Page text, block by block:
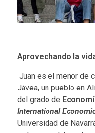
Aprovechando la
Juan es el menor de
Jávea, un pueblo en
del grado de
International
Universidad de